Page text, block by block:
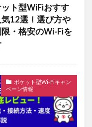
ト型WiFiおすす
12選！選び方や
・格安のWi-Fiを
ポケット型Wi-Fiキャン
ペーン情報